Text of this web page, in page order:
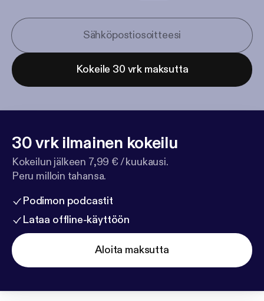
Kokeile 30 vrk maksutta
30 vrk ilmainen kokeilu
Kokeilun jälkeen 7,99 € / kuukausi.
Peru milloin tahansa.
Podimon podcastit
Lataa offline-käyttöön
Aloita maksutta